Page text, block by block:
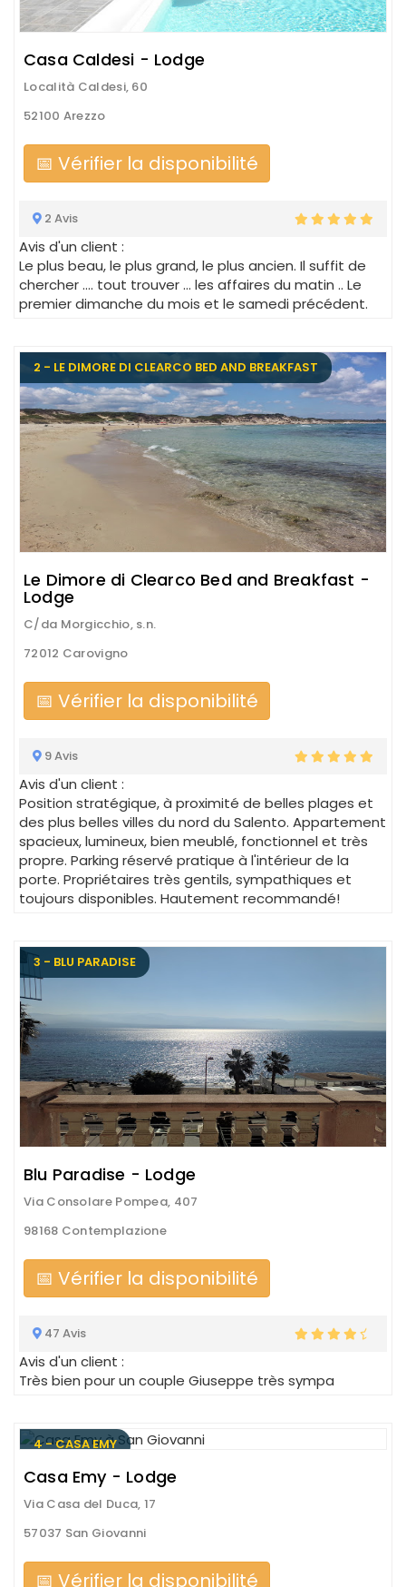
Casa Caldesi - Lodge
Località Caldesi, 60
52100 Arezzo
📅 Vérifier la disponibilité
2 Avis
Avis d'un client :
Le plus beau, le plus grand, le plus ancien. Il suffit de
chercher .... tout trouver ... les affaires du matin .. Le
premier dimanche du mois et le samedi précédent.
2 - LE DIMORE DI CLEARCO BED AND BREAKFAST
Le Dimore di Clearco Bed and Breakfast -
Lodge
C/da Morgicchio, s.n.
72012 Carovigno
📅 Vérifier la disponibilité
9 Avis
Avis d'un client :
Position stratégique, à proximité de belles plages et
des plus belles villes du nord du Salento. Appartement
spacieux, lumineux, bien meublé, fonctionnel et très
propre. Parking réservé pratique à l'intérieur de la
porte. Propriétaires très gentils, sympathiques et
toujours disponibles. Hautement recommandé!
3 - BLU PARADISE
Blu Paradise - Lodge
Via Consolare Pompea, 407
98168 Contemplazione
📅 Vérifier la disponibilité
47 Avis
Avis d'un client :
Très bien pour un couple Giuseppe très sympa
4 - CASA EMY
Casa Emy - Lodge
Via Casa del Duca, 17
57037 San Giovanni
📅 Vérifier la disponibilité